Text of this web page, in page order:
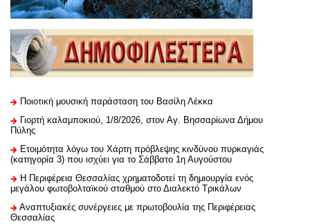
Ποιοτική μουσική παράσταση του Βασίλη Λέκκα
Γιορτή καλαμποκιού, 1/8/2026, στον Αγ. Βησσαρίωνα Δήμου
Πύλης
Ετοιμότητα λόγω του Χάρτη πρόβλεψης κινδύνου πυρκαγιάς
(κατηγορία 3) που ισχύει για το Σάββατο 1η Αυγούστου
H Περιφέρεια Θεσσαλίας χρηματοδοτεί τη δημιουργία ενός
μεγάλου φωτοβολταϊκού σταθμού στο Διαλεκτό Τρικάλων
Αναπτυξιακές συνέργειες με πρωτοβουλία της Περιφέρειας
Θεσσαλίας